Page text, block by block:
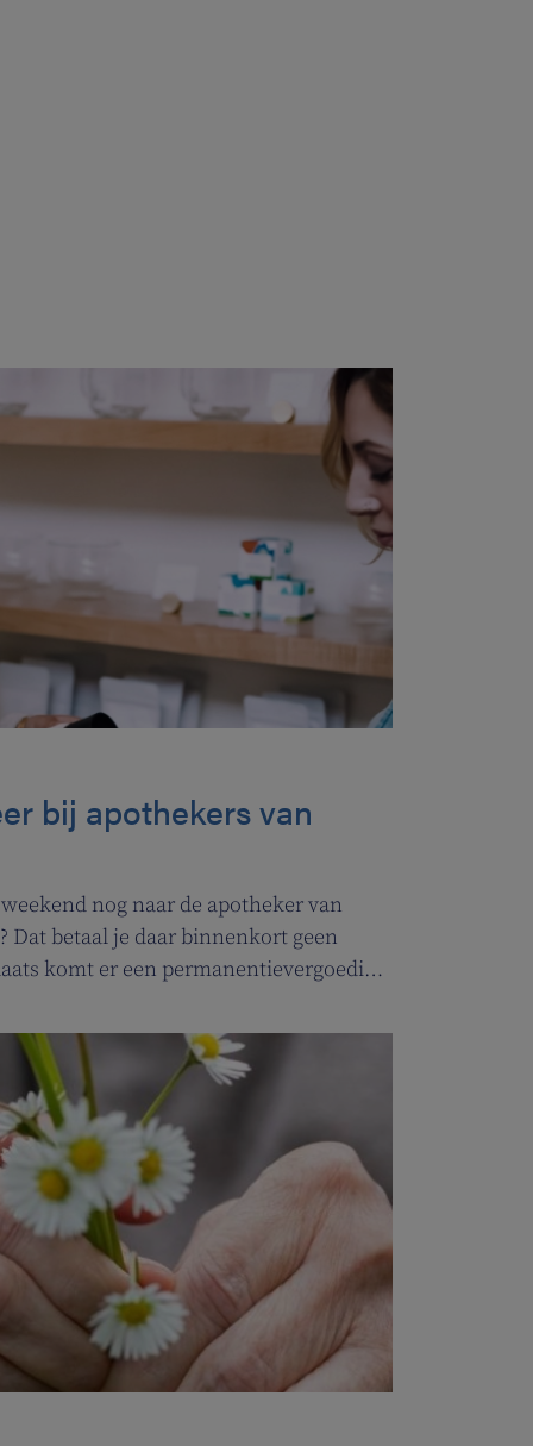
bij apothekers van
nog naar de apotheker van
Dat betaal je daar binnenkort geen
komt er een permanentievergoeding